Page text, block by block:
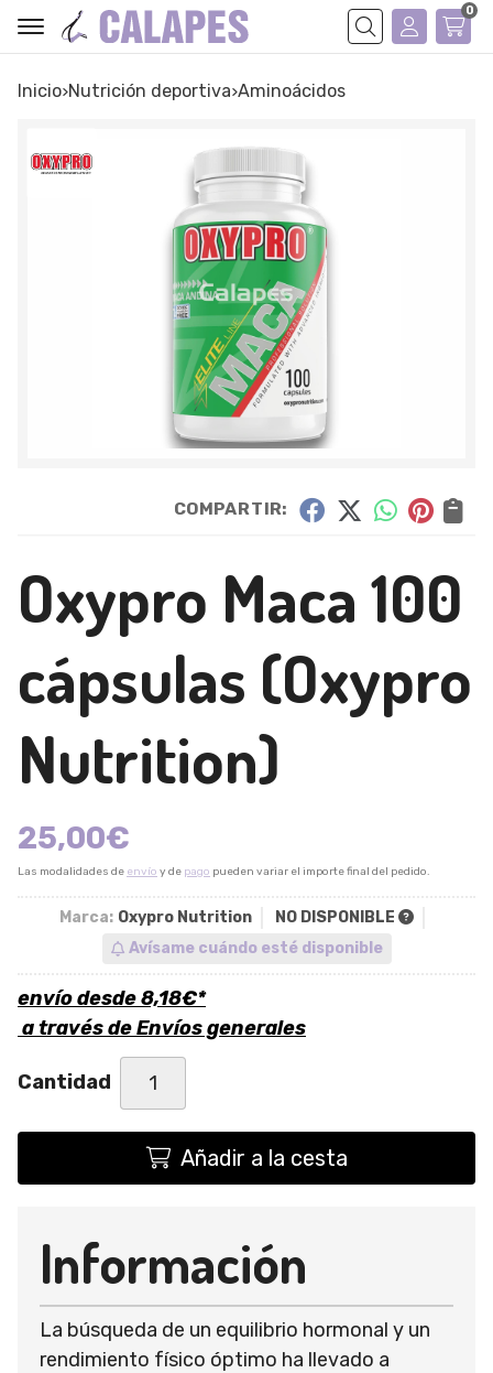
Buscar
0
Inicio nutrición deportiva aminoácidos
COMPARTIR:
Oxypro Maca 100
cápsulas (Oxypro
Nutrition)
25,00€
Las modalidades de envío y de pago pueden variar el importe final del pedido.
Marca: Oxypro Nutrition
NO DISPONIBLE
Avísame cuándo esté disponible
envío desde8,18€*
a través deEnvíos generales
Cantidad
Añadir a la cesta
Información
La búsqueda de un equilibrio hormonal y un
rendimiento físico óptimo ha llevado a